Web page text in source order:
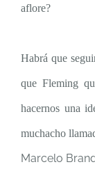
aflore?
Habrá que
que Fleming
hacernos una
muchacho
Marcelo